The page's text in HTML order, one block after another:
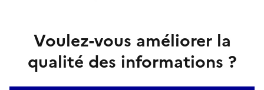
Voulez-vous améliorer la
qualité des informations ?